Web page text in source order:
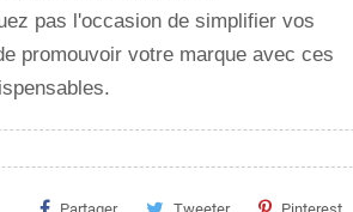
pas l'occasion de simplifier vos
promouvoir votre marque avec ces